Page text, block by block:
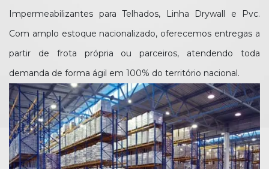
Impermeabilizantes para Telhados, Linha Drywall e Pvc.
Com amplo estoque nacionalizado, oferecemos entregas a
partir de frota própria ou parceiros, atendendo toda
demanda de forma ágil em 100% do território nacional.